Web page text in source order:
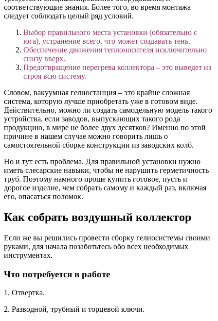
соответствующие знания. Более того, во время монтажа
следует соблюдать целый ряд условий.
Выбор правильного места установки (обязательно с
юга), устранение всего, что может создавать тень.
Обеспечение движения теплоносителя исключительно
снизу вверх.
Предотвращение перегрева коллектора – это выведет из
строя всю систему.
Словом, вакуумная гелиостанция – это крайне сложная
система, которую лучше приобретать уже в готовом виде.
Действительно, можно ли создать самодельную модель такого
устройства, если заводов, выпускающих такого рода
продукцию, в мире не более двух десятков? Именно по этой
причине в нашем случае можно говорить лишь о
самостоятельной сборке конструкции из заводских колб.
Но и тут есть проблема. Для правильной установки нужно
иметь слесарские навыки, чтобы не нарушить герметичность
труб. Поэтому намного проще купить готовое, пусть и
дорогое изделие, чем собрать самому и каждый раз, включая
его, опасаться поломок.
Как собрать воздушный коллектор
Если же вы решились провести сборку гелиосистемы своими
руками, для начала позаботьтесь обо всех необходимых
инструментах.
Что потребуется в работе
1. Отвертка.
2. Разводной, трубный и торцевой ключи.